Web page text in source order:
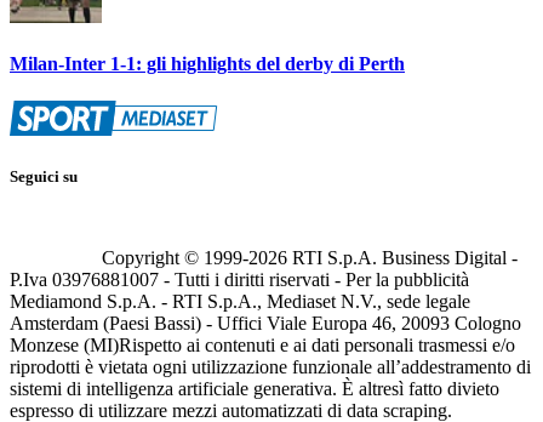
Milan-Inter 1-1: gli highlights del derby di Perth
Seguici su
Copyright © 1999-2026 RTI S.p.A. Business Digital -
P.Iva 03976881007 - Tutti i diritti riservati - Per la pubblicità
Mediamond S.p.A. - RTI S.p.A., Mediaset N.V., sede legale
Amsterdam (Paesi Bassi) - Uffici Viale Europa 46, 20093 Cologno
Monzese (MI)Rispetto ai contenuti e ai dati personali trasmessi e/o
riprodotti è vietata ogni utilizzazione funzionale all’addestramento di
sistemi di intelligenza artificiale generativa. È altresì fatto divieto
espresso di utilizzare mezzi automatizzati di data scraping.